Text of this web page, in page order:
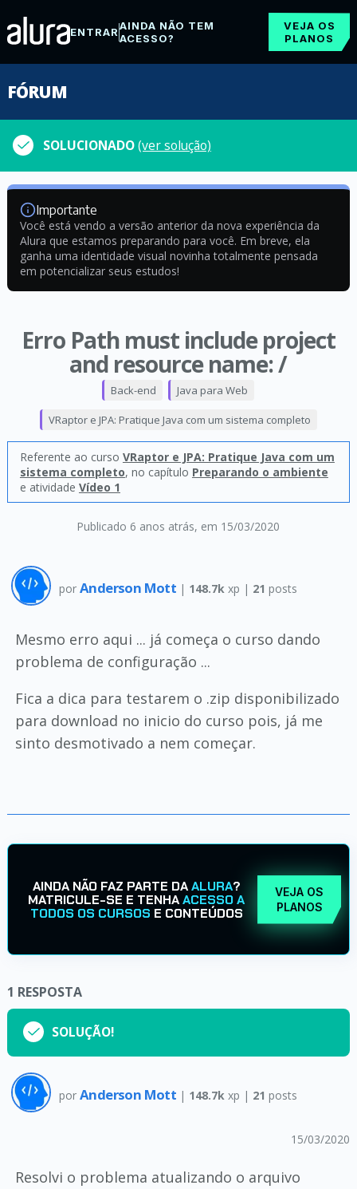
ENTRARAINDA NÃO TEM
ACESSO?
VEJA OS
PLANOS
FÓRUM
SOLUCIONADO(ver solução)
Importante
Você está vendo a versão anterior da nova experiência da
Alura que estamos preparando para você. Em breve, ela
ganha uma identidade visual novinha totalmente pensada
em potencializar seus estudos!
Erro Path must include project
and resource name: /
Publicado 6 anos atrás, em 15/03/2020
Back-end Java para Web
VRaptor e JPA: Pratique Java com um sistema completo
Referente ao curso VRaptor e JPA: Pratique Java com um
sistema completo, no capítulo Preparando o ambiente
e atividade Vídeo 1
por Anderson Mott | 148.7k xp | 21 posts
Mesmo erro aqui ... já começa o curso dando
problema de configuração ...
Fica a dica para testarem o .zip disponibilizado
para download no inicio do curso pois, já me
sinto desmotivado a nem começar.
AINDA NÃO FAZ PARTE DAALURA?
MATRICULE-SE E TENHAACESSO A
TODOS OS CURSOS E CONTEÚDOS
VEJA OS
PLANOS
1 RESPOSTA
SOLUÇÃO!
por Anderson Mott | 148.7k xp | 21 posts
15/03/2020
Resolvi o problema atualizando o arquivo